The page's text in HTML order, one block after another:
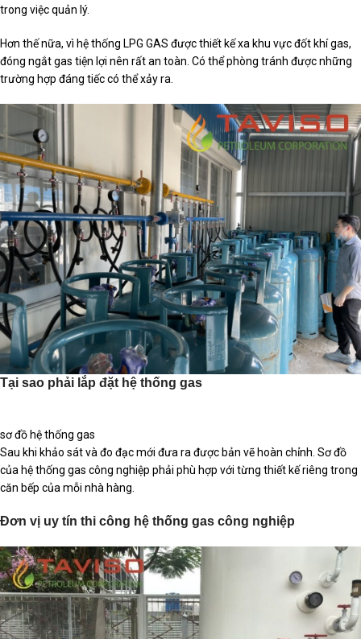
trong việc quản lý.
Hơn thế nữa, vì hệ thống LPG GAS được thiết kế xa khu vực đốt khí gas,
đóng ngắt gas tiện lợi nên rất an toàn. Có thể phòng tránh được những
trường hợp đáng tiếc có thể xảy ra.
Tại sao phải lắp đặt hệ thống gas
sơ đồ hệ thống gas
Sau khi khảo sát và đo đạc mới đưa ra được bản vẽ hoàn chỉnh. Sơ đồ
của hệ thống gas công nghiệp phải phù hợp với từng thiết kế riêng trong
căn bếp của mỗi nhà hàng.
Đơn vị uy tín thi công hệ thống gas công nghiệp